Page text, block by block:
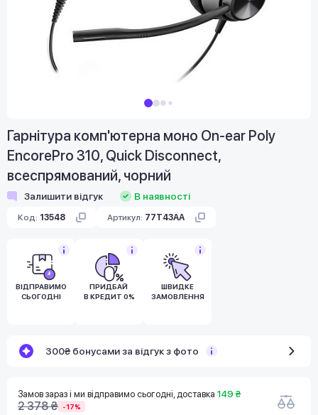
Гарнітура комп'ютерна моно On-ear Poly
EncorePro 310, Quick Disconnect,
всеспрямований, чорний
Залишити відгук В наявності
Код: 13548 Артикул: 77T43AA
ВІДПРАВИМО
СЬОГОДНІ
ПРИДБАЙ
В КРЕДИТ 0%
ШВИДКЕ
ЗАМОВЛЕННЯ
300₴ бонусами за відгук з фото
Замов зараз і ми відправимо сьогодні, доставка 149 ₴
2 378 ₴ -17%